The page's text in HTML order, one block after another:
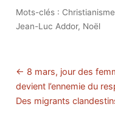
Mots-clés : Christianisme
Jean-Luc Addor, Noël
← 8 mars, jour des
devient l’ennemie du
Des migrants